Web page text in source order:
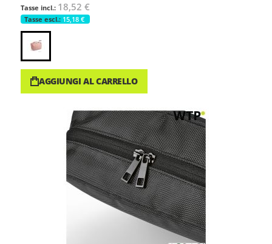
18,52 €
15,18 €
AGGIUNGI AL CARRELLO